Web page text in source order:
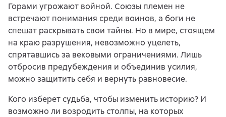
Горами угрожают войной. Союзы племен не
встречают понимания среди воинов, а боги не
спешат раскрывать свои тайны. Но в мире, стоящем
на краю разрушения, невозможно уцелеть,
спрятавшись за вековыми ограничениями. Лишь
отбросив предубеждения и объединив усилия,
можно защитить себя и вернуть равновесие.
Кого изберет судьба, чтобы изменить историю? И
возможно ли возродить столпы, на которых